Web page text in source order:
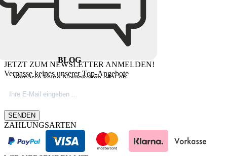
BLOG
Verpasse keine Neuigkeiten egal ob
Firmeninfos. Besuche unseren Blog.
JETZT ZUM NEWSLETTER ANMELDEN!
Verpasse keines unserer Top-Angebote
SENDEN
ZAHLUNGSARTEN